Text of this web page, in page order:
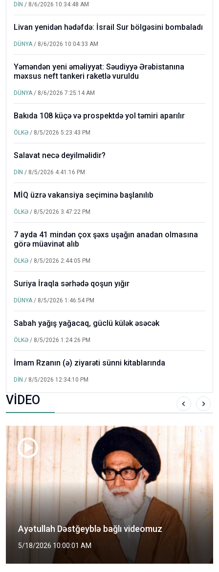
DİN / 8/6/2026 10:34:48 AM
Livan yenidən hədəfdə: İsrail Sur bölgəsini bombaladı
DÜNYA / 8/6/2026 10:04:33 AM
Yəməndən yeni əməliyyat: Səudiyyə Ərəbistanına
məxsus neft tankeri raketlə vuruldu
DÜNYA / 8/6/2026 7:25:14 AM
Bakıda 108 küçə və prospektdə yol təmiri aparılır
ÖLKƏ / 8/5/2026 5:23:43 PM
Salavat necə deyilməlidir?
DİN / 8/5/2026 4:41:16 PM
MİQ üzrə vakansiya seçiminə başlanılıb
ÖLKƏ / 8/5/2026 3:47:22 PM
7 ayda 41 mindən çox şəxs uşağın anadan olmasına
görə müavinət alıb
ÖLKƏ / 8/5/2026 2:44:05 PM
Suriya İraqla sərhədə qoşun yığır
DÜNYA / 8/5/2026 1:46:54 PM
Sabah yağış yağacaq, güclü külək əsəcək
ÖLKƏ / 8/5/2026 1:24:26 PM
İmam Rzanın (ə) ziyarəti sünni kitablarında
DİN / 8/5/2026 12:34:10 PM
VİDEO
videomuz Şəhid Mütəhərri